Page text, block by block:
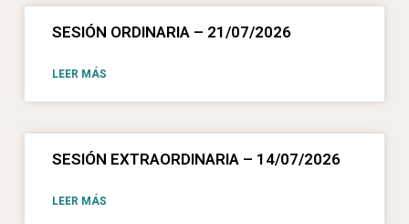
SESIÓN ORDINARIA – 21/07/2026
LEER MÁS
SESIÓN EXTRAORDINARIA – 14/07/2026
LEER MÁS